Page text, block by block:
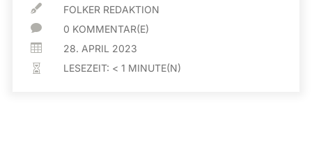
 FOLKER REDAKTION
 0 KOMMENTAR(E)
 28. APRIL 2023
 LESEZEIT: < 1 MINUTE(N)